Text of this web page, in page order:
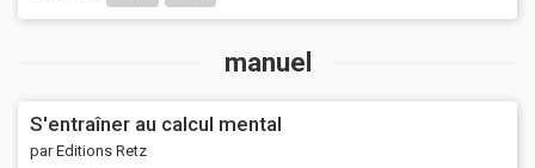
manuel
S'entraîner au calcul mental
par Editions Retz